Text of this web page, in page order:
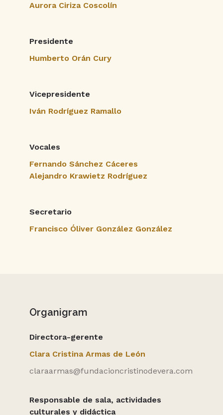
Aurora Ciriza Coscolín
Presidente
Humberto Orán Cury
Vicepresidente
Iván Rodríguez Ramallo
Vocales
Fernando Sánchez Cáceres
Alejandro Krawietz Rodríguez
Secretario
Francisco Óliver González González
Organigram
Directora-gerente
Clara Cristina Armas de León
claraarmas@fundacioncristinodevera.com
Responsable de sala, actividades
culturales y didáctica